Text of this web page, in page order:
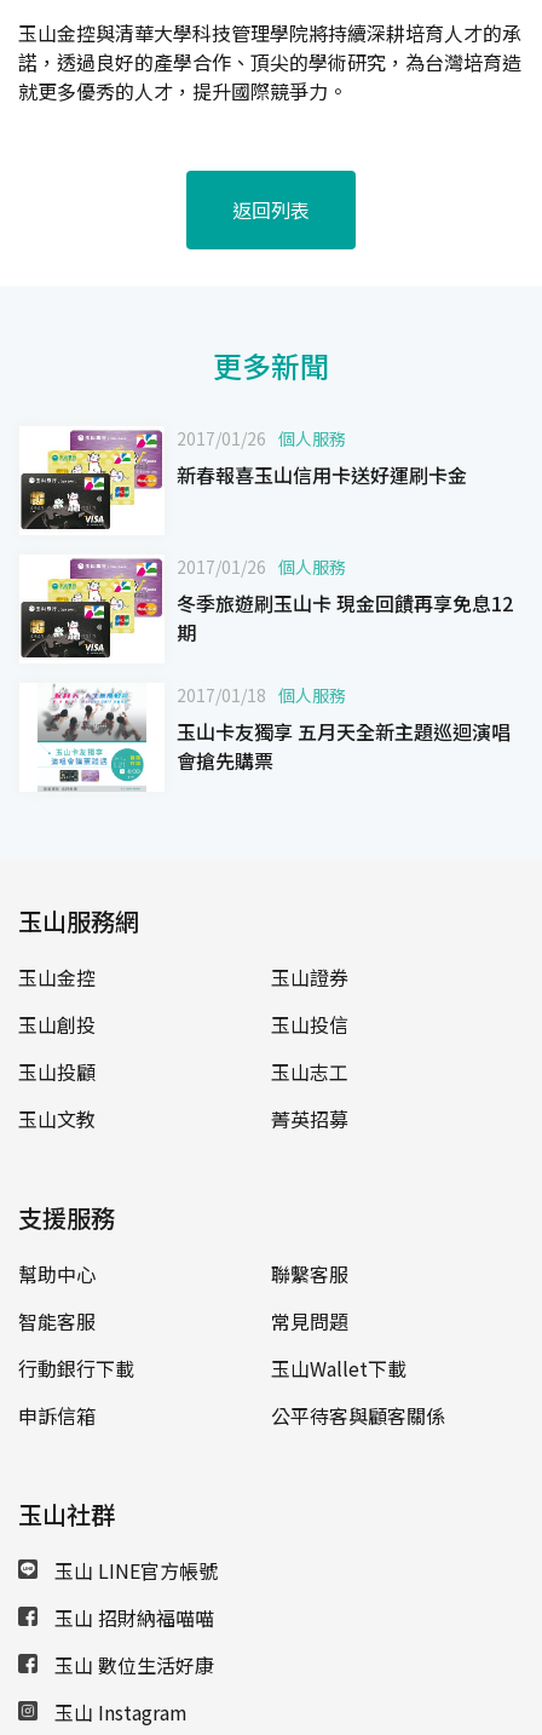
玉山金控與清華大學科技管理學院將持續深耕培育人才的承
諾，透過良好的產學合作、頂尖的學術研究，為台灣培育造
就更多優秀的人才，提升國際競爭力。
返回列表
更多新聞
2017/01/26 個人服務
新春報喜玉山信用卡送好運刷卡金
2017/01/26 個人服務
冬季旅遊刷玉山卡 現金回饋再享免息12
期
2017/01/18 個人服務
玉山卡友獨享 五月天全新主題巡迴演唱
會搶先購票
玉山服務網
玉山金控
玉山證券
玉山創投
玉山投信
玉山投顧
玉山志工
玉山文教
菁英招募
支援服務
幫助中心
聯繫客服
智能客服
常見問題
行動銀行下載
玉山Wallet下載
申訴信箱
公平待客與顧客關係
玉山社群
玉山 LINE官方帳號
玉山 招財納福喵喵
玉山 數位生活好康
玉山 Instagram